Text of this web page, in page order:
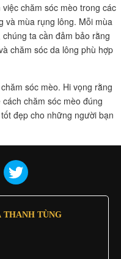
chăm sóc mèo trong các
và mùa rụng lông. Mỗi mùa
ta cần đảm bảo rằng
chăm sóc da lông phù hợp
sóc mèo. Hi vọng rằng
chăm sóc mèo đúng
đẹp cho những người bạn
THANH TÙNG